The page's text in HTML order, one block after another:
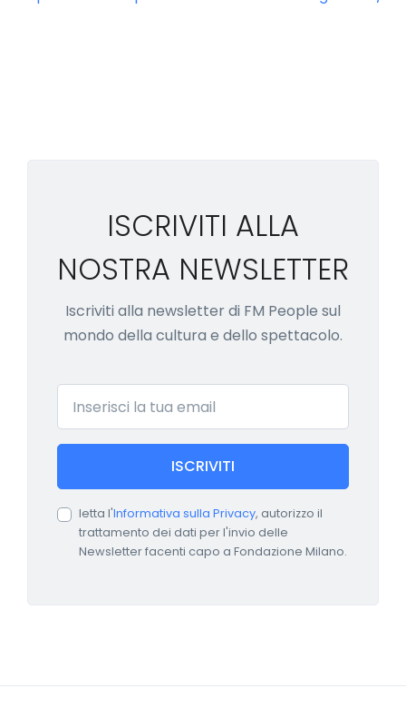
ISCRIVITI ALLA
NOSTRA NEWSLETTER
Iscriviti alla newsletter di FM People sul
mondo della cultura e dello spettacolo.
Email
ISCRIVITI
letta l'Informativa sulla Privacy, autorizzo il
trattamento dei dati per l'invio delle
Newsletter facenti capo a Fondazione Milano.